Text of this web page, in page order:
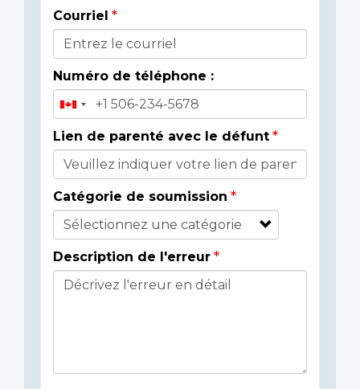
Courriel
Numéro de téléphone :
Lien de parenté avec le défunt
Catégorie de soumission
Description de l'erreur